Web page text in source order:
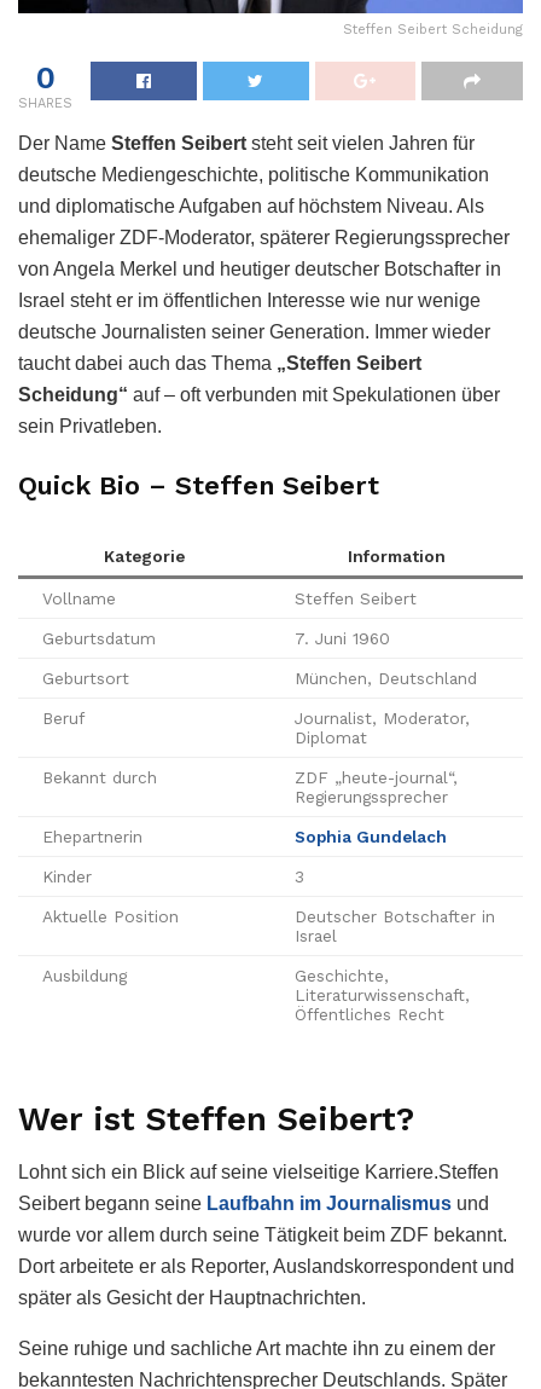
Steffen Seibert Scheidung
0
SHARES
Der Name Steffen Seibert steht seit vielen Jahren für
deutsche Mediengeschichte, politische Kommunikation
und diplomatische Aufgaben auf höchstem Niveau. Als
ehemaliger ZDF-Moderator, späterer Regierungssprecher
von Angela Merkel und heutiger deutscher Botschafter in
Israel steht er im öffentlichen Interesse wie nur wenige
deutsche Journalisten seiner Generation. Immer wieder
taucht dabei auch das Thema „Steffen Seibert
Scheidung“ auf – oft verbunden mit Spekulationen über
sein Privatleben.
Quick Bio – Steffen Seibert
Kategorie Information
Vollname Steffen Seibert
Geburtsdatum 7. Juni 1960
Geburtsort München, Deutschland
Beruf
Journalist, Moderator,
Diplomat
Bekannt durch
ZDF „heute-journal“,
Regierungssprecher
Ehepartnerin Sophia Gundelach
Kinder 3
Aktuelle Position
Deutscher Botschafter in
Israel
Ausbildung
Geschichte,
Literaturwissenschaft,
Öffentliches Recht
Wer ist Steffen Seibert?
Lohnt sich ein Blick auf seine vielseitige Karriere.Steffen
Seibert begann seine Laufbahn im Journalismus und
wurde vor allem durch seine Tätigkeit beim ZDF bekannt.
Dort arbeitete er als Reporter, Auslandskorrespondent und
später als Gesicht der Hauptnachrichten.
Seine ruhige und sachliche Art machte ihn zu einem der
bekanntesten Nachrichtensprecher Deutschlands. Später